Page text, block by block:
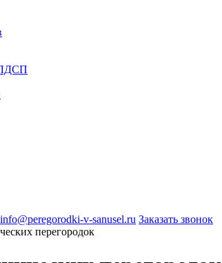
ЛДСП
info@peregorodki-v-sanusel.ru Заказать звонок
перегородок